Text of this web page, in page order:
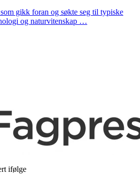
gikk foran og søkte seg til typiske
og naturvitenskap …
ifølge